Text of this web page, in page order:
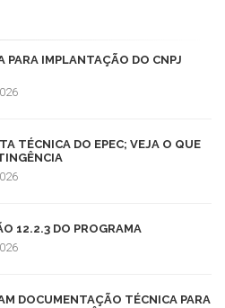
PARA IMPLANTAÇÃO DO CNPJ
TÉCNICA DO EPEC; VEJA O QUE
12.2.3 DO PROGRAMA
DOCUMENTAÇÃO TÉCNICA PARA